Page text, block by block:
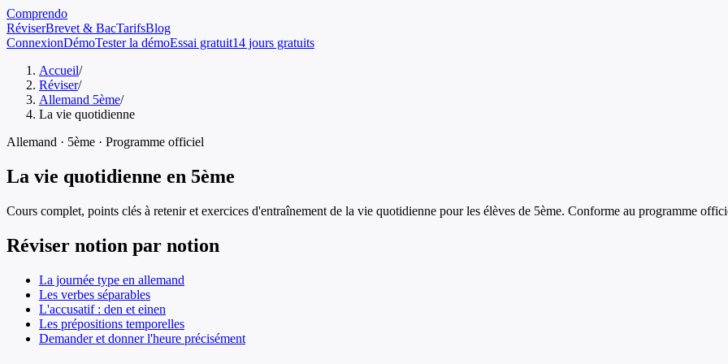
Comprendo
RéviserBrevet & BacTarifsBlog
ConnexionDémoTester la démoEssai gratuit14 jours gratuits
Accueil/
Réviser/
Allemand 5ème/
La vie quotidienne
Allemand · 5ème · Programme officiel
La vie quotidienne en 5ème
Cours complet, points clés à retenir et exercices d'entraînement de la vie quotidienne pour les élèves de 5ème. Conforme au programme
Réviser notion par notion
La journée type en allemand
Les verbes séparables
L'accusatif : den et einen
Les prépositions temporelles
Demander et donner l'heure précisément